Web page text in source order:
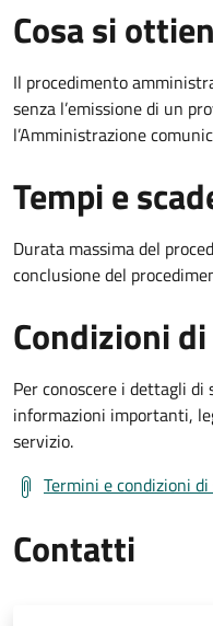
Cosa si
Il procedimento
senza l’emissione di un
l’Amministrazione
Tempi e
Durata massima del
conclusione del
Condizioni
Per conoscere i dettagli
informazioni importanti,
servizio.
Termini e condizioni
Contatti